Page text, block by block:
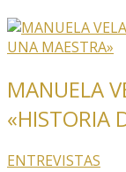
MANUELA
«HISTORIA
ENTREVISTAS